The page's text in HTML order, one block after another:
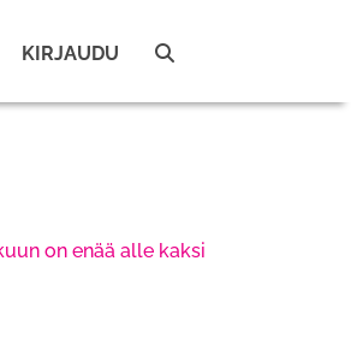
KIRJAUDU
on enää alle kaksi